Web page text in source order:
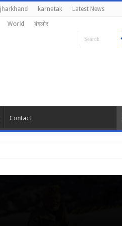
jharkhand karnatak Latest News
World बंगलोर
Contact